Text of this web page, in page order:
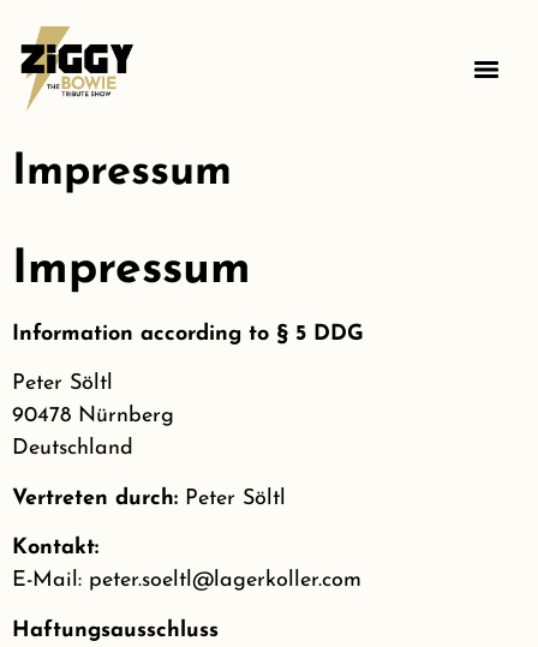
Impressum
Impressum
Information according to § 5 DDG
Peter Söltl
90478 Nürnberg
Deutschland
Vertreten durch: Peter Söltl
Kontakt:
E-Mail: peter.soeltl@lagerkoller.com
Haftungsausschluss